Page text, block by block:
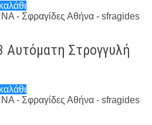
Αυτόματη Στρογγυλή